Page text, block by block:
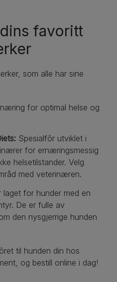
favoritt
som alle har sine
for optimal helse og
Spesialfôr utviklet i
for ernæringsmessig
helsetilstander. Velg
med veterinæren.
laget for hunder med en
De er fulle av
den nysgjerrige hunden
til hunden din hos
og bestill online i dag!